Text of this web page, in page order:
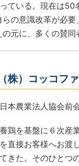
っている。現在は50
の意識改革が必
元に、多くの賛同
株）コッコフ
日本農業法人協会前
養鶏を基盤に６次産
を直接お客様へお渡
てきた。そのひとつ